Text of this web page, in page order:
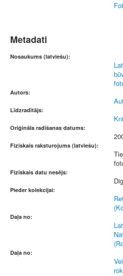
Metadati
Nosaukums (latviešu):
Autors:
Līdzradītājs:
Oriģināla radīšanas datums:
Fiziskais raksturojums (latviešu):
Fiziskais datu nesējs:
Pieder kolekcijai:
Daļa no:
Daļa no: